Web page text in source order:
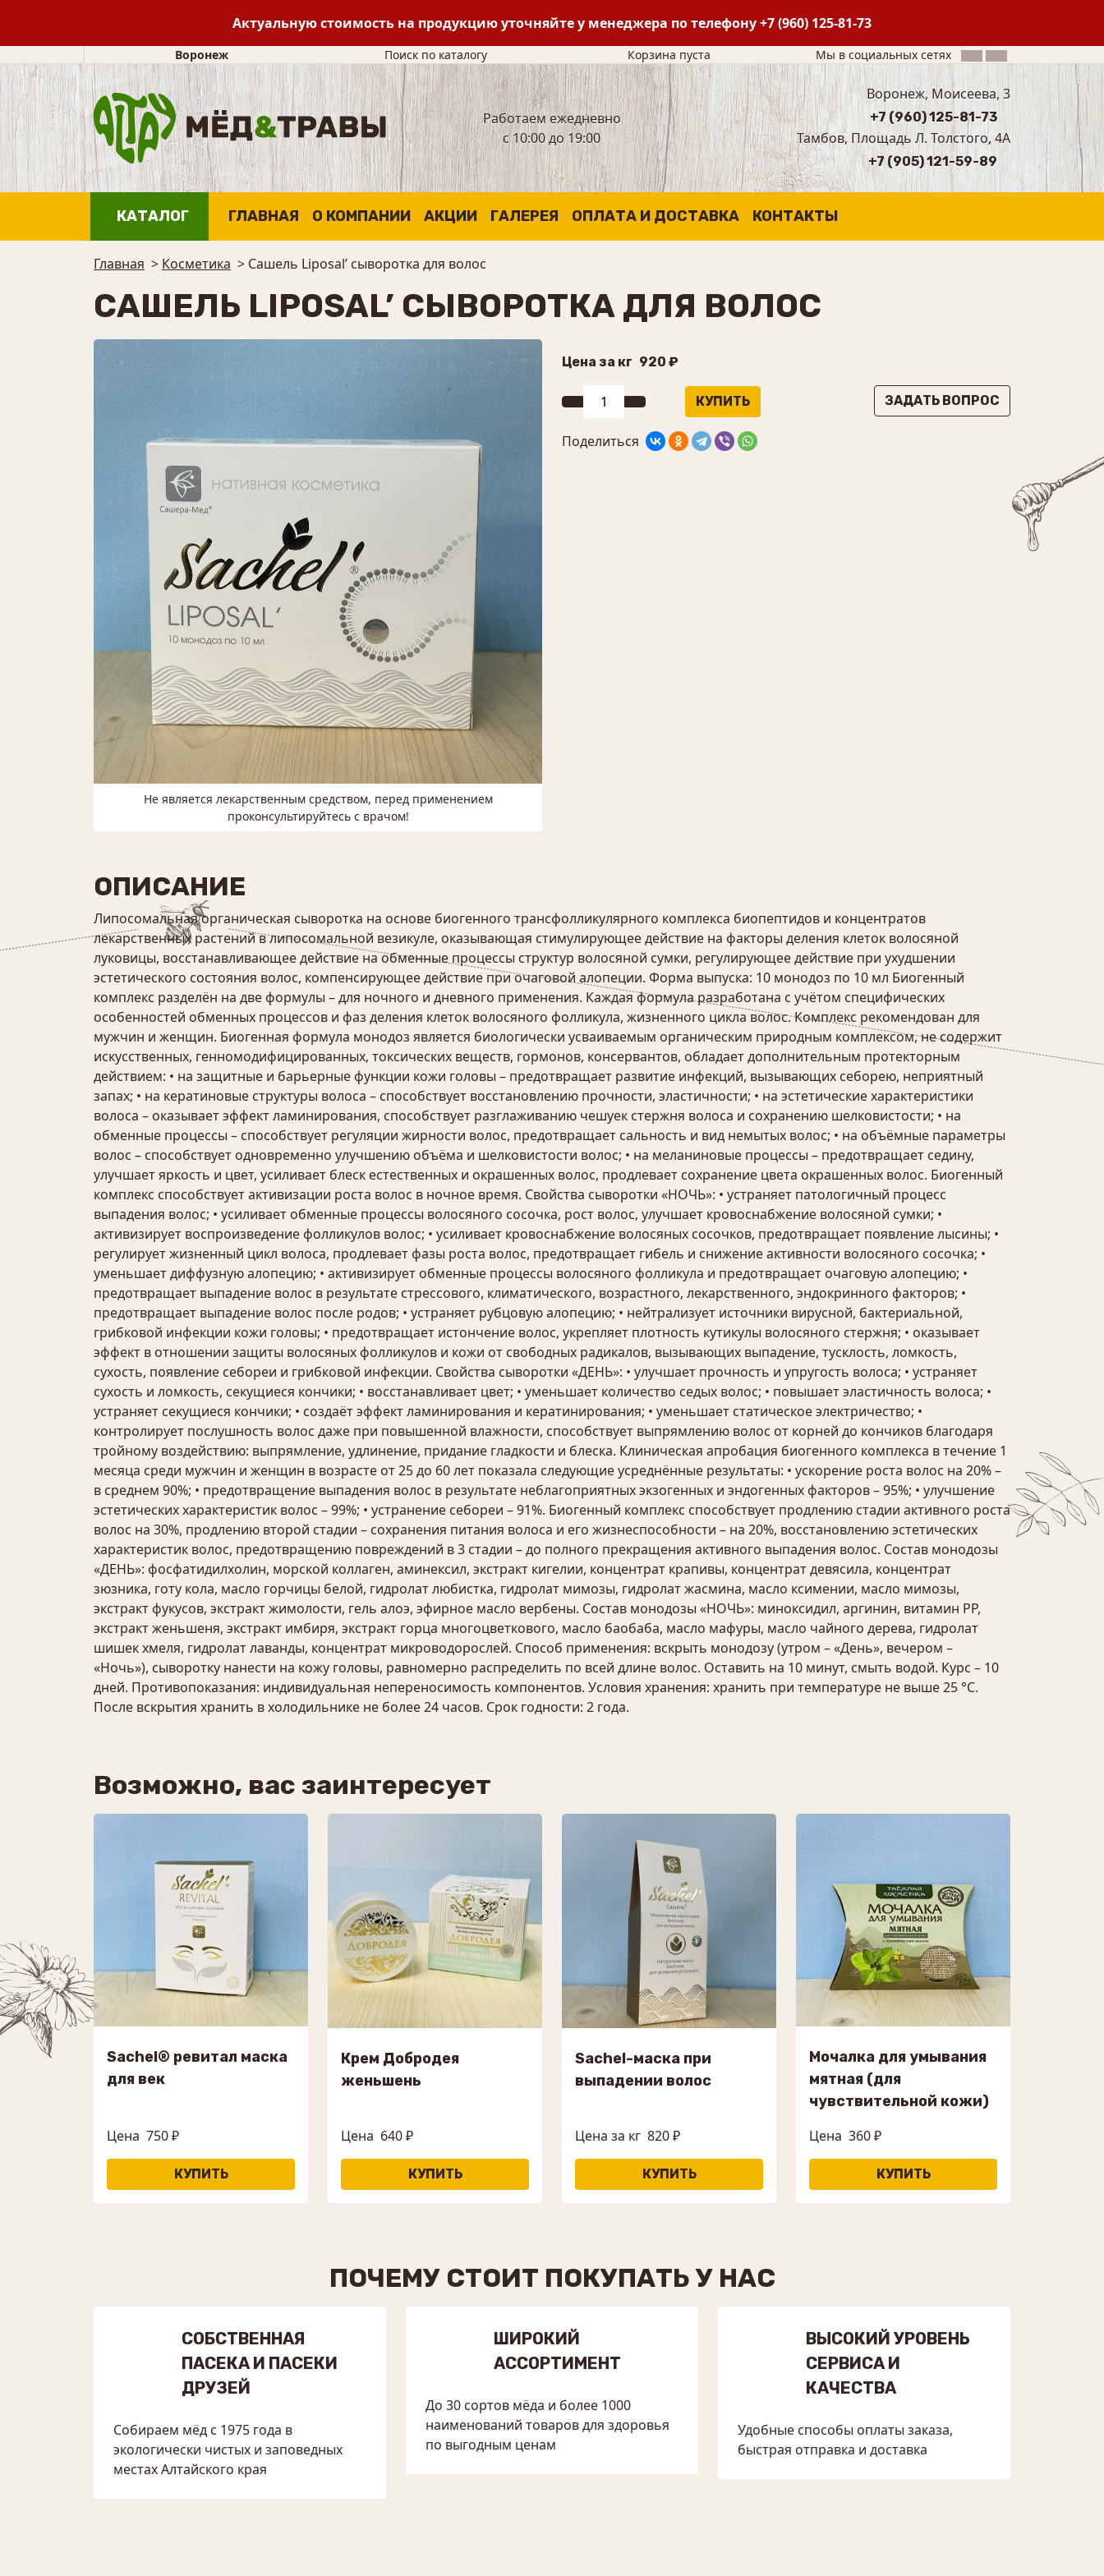
Актуальную стоимость на продукцию уточняйте у менеджера по телефону+7 (960) 125-81-73
Воронеж Поиск по каталогу Корзина пуста Мы в социальных сетях
Работаем ежедневно
с 10:00 до 19:00
Воронеж, Моисеева, 3
+7 (960) 125-81-73
Тамбов, Площадь Л. Толстого, 4А
+7 (905) 121-59-89
КАТАЛОГ ГЛАВНАЯ О КОМПАНИИ АКЦИИ ГАЛЕРЕЯ ОПЛАТА И ДОСТАВКА КОНТАКТЫ
Главная > Косметика > Сашель Liposal’ сыворотка для волос
САШЕЛЬ LIPOSAL’ СЫВОРОТКА ДЛЯ ВОЛОС
Не является лекарственным средством, перед применением
проконсультируйтесь с врачом!
Цена за кг 920 ₽
ЗАДАТЬ ВОПРОС
Поделиться
ОПИСАНИЕ
Липосомальная органическая сыворотка на основе биогенного трансфолликулярного комплекса биопептидов и концентратов
лекарственных растений в липосомальной везикуле, оказывающая стимулирующее действие на факторы деления клеток волосяной
луковицы, восстанавливающее действие на обменные процессы структур волосяной сумки, регулирующее действие при ухудшении
эстетического состояния волос, компенсирующее действие при очаговой алопеции. Форма выпуска: 10 монодоз по 10 мл Биогенный
комплекс разделён на две формулы – для ночного и дневного применения. Каждая формула разработана с учётом специфических
особенностей обменных процессов и фаз деления клеток волосяного фолликула, жизненного цикла волос. Комплекс рекомендован для
мужчин и женщин. Биогенная формула монодоз является биологически усваиваемым органическим природным комплексом, не содержит
искусственных, генномодифицированных, токсических веществ, гормонов, консервантов, обладает дополнительным протекторным
действием: • на защитные и барьерные функции кожи головы – предотвращает развитие инфекций, вызывающих себорею, неприятный
запах; • на кератиновые структуры волоса – способствует восстановлению прочности, эластичности; • на эстетические характеристики
волоса – оказывает эффект ламинирования, способствует разглаживанию чешуек стержня волоса и сохранению шелковистости; • на
обменные процессы – способствует регуляции жирности волос, предотвращает сальность и вид немытых волос; • на объёмные параметры
волос – способствует одновременно улучшению объёма и шелковистости волос; • на меланиновые процессы – предотвращает седину,
улучшает яркость и цвет, усиливает блеск естественных и окрашенных волос, продлевает сохранение цвета окрашенных волос. Биогенный
комплекс способствует активизации роста волос в ночное время. Свойства сыворотки «НОЧЬ»: • устраняет патологичный процесс
выпадения волос; • усиливает обменные процессы волосяного сосочка, рост волос, улучшает кровоснабжение волосяной сумки; •
активизирует воспроизведение фолликулов волос; • усиливает кровоснабжение волосяных сосочков, предотвращает появление лысины; •
регулирует жизненный цикл волоса, продлевает фазы роста волос, предотвращает гибель и снижение активности волосяного сосочка; •
уменьшает диффузную алопецию; • активизирует обменные процессы волосяного фолликула и предотвращает очаговую алопецию; •
предотвращает выпадение волос в результате стрессового, климатического, возрастного, лекарственного, эндокринного факторов; •
предотвращает выпадение волос после родов; • устраняет рубцовую алопецию; • нейтрализует источники вирусной, бактериальной,
грибковой инфекции кожи головы; • предотвращает истончение волос, укрепляет плотность кутикулы волосяного стержня; • оказывает
эффект в отношении защиты волосяных фолликулов и кожи от свободных радикалов, вызывающих выпадение, тусклость, ломкость,
сухость, появление себореи и грибковой инфекции. Свойства сыворотки «ДЕНЬ»: • улучшает прочность и упругость волоса; • устраняет
сухость и ломкость, секущиеся кончики; • восстанавливает цвет; • уменьшает количество седых волос; • повышает эластичность волоса; •
устраняет секущиеся кончики; • создаёт эффект ламинирования и кератинирования; • уменьшает статическое электричество; •
контролирует послушность волос даже при повышенной влажности, способствует выпрямлению волос от корней до кончиков благодаря
тройному воздействию: выпрямление, удлинение, придание гладкости и блеска. Клиническая апробация биогенного комплекса в течение 1
месяца среди мужчин и женщин в возрасте от 25 до 60 лет показала следующие усреднённые результаты: • ускорение роста волос на 20% –
в среднем 90%; • предотвращение выпадения волос в результате неблагоприятных экзогенных и эндогенных факторов – 95%; • улучшение
эстетических характеристик волос – 99%; • устранение себореи – 91%. Биогенный комплекс способствует продлению стадии активного роста
волос на 30%, продлению второй стадии – сохранения питания волоса и его жизнеспособности – на 20%, восстановлению эстетических
характеристик волос, предотвращению повреждений в 3 стадии – до полного прекращения активного выпадения волос. Состав монодозы
«ДЕНЬ»: фосфатидилхолин, морской коллаген, аминексил, экстракт кигелии, концентрат крапивы, концентрат девясила, концентрат
зюзника, готу кола, масло горчицы белой, гидролат любистка, гидролат мимозы, гидролат жасмина, масло ксимении, масло мимозы,
экстракт фукусов, экстракт жимолости, гель алоэ, эфирное масло вербены. Состав монодозы «НОЧЬ»: миноксидил, аргинин, витамин РР,
экстракт женьшеня, экстракт имбиря, экстракт горца многоцветкового, масло баобаба, масло мафуры, масло чайного дерева, гидролат
шишек хмеля, гидролат лаванды, концентрат микроводорослей. Способ применения: вскрыть монодозу (утром – «День», вечером –
«Ночь»), сыворотку нанести на кожу головы, равномерно распределить по всей длине волос. Оставить на 10 минут, смыть водой. Курс – 10
дней. Противопоказания: индивидуальная непереносимость компонентов. Условия хранения: хранить при температуре не выше 25 °С.
После вскрытия хранить в холодильнике не более 24 часов. Срок годности: 2 года.
Возможно, вас заинтересует
Sachel® ревитал маска
для век
Цена 750 ₽
Крем Добродея
женьшень
Цена 640 ₽
Sachel-маска при
выпадении волос
Цена за кг 820 ₽
Мочалка для умывания
мятная (для
чувствительной кожи)
Цена 360 ₽
ПОЧЕМУ СТОИТ ПОКУПАТЬ У НАС
СОБСТВЕННАЯ
ПАСЕКА И ПАСЕКИ
ДРУЗЕЙ
Собираем мёд с 1975 года в
экологически чистых и заповедных
местах Алтайского края
ШИРОКИЙ
АССОРТИМЕНТ
До 30 сортов мёда и более 1000
наименований товаров для здоровья
по выгодным ценам
ВЫСОКИЙ УРОВЕНЬ
СЕРВИСА И
КАЧЕСТВА
Удобные способы оплаты заказа,
быстрая отправка и доставка